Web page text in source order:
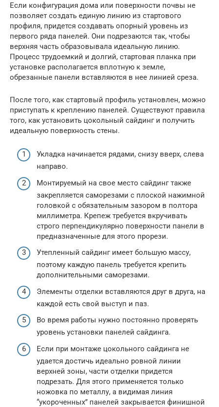
Если конфигурация дома или поверхности почвы не
позволяет создать единую линию из стартового
профиля, придется создавать опорный уровень из
первого ряда панелей. Они подрезаются так, чтобы
верхняя часть образовывала идеальную линию.
Процесс трудоемкий и долгий, стартовая планка при
установке располагается вплотную к земле,
обрезанные панели вставляются в нее линией cреза.
После того, как стартовый профиль установлен, можно
приступать к креплению панелей. Существуют правила
того, как установить цокольный сайдинг и получить
идеальную поверхность стены.
Укладка начинается рядами, снизу вверх, слева
направо.
Монтируемый на свое место сайдинг также
закрепляется саморезами с плоской нажимной
головкой с обязательным зазором в полтора
миллиметра. Крепеж требуется вкручивать
строго перпендикулярно поверхности панели в
предназначенные для этого прорези.
Утепленный сайдинг имеет большую массу,
поэтому каждую панель требуется крепить
дополнительными саморезами.
Элементы отделки вставляются друг в друга, на
каждой есть свой выступ и паз.
Во время работы нужно постоянно проверять
уровень установки панелей сайдинга.
Если при монтаже цокольного сайдинга не
удается достичь идеально ровной линии
верхней зоны, части отделки придется
подрезать. Для этого применяется только
ножовка по металлу, а видимая линия
“укороченных” панелей закрывается финишной